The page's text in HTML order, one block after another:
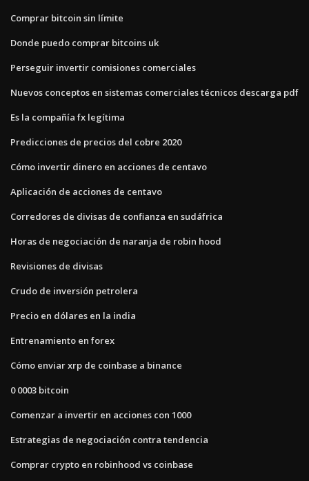
Comprar bitcoin sin límite
Donde puedo comprar bitcoins uk
Perseguir invertir comisiones comerciales
Nuevos conceptos en sistemas comerciales técnicos descarga pdf
Es la compañía fx legítima
Predicciones de precios del cobre 2020
Cómo invertir dinero en acciones de centavo
Aplicación de acciones de centavo
Corredores de divisas de confianza en sudáfrica
Horas de negociación de naranja de robin hood
Revisiones de divisas
Crudo de inversión petrolera
Precio en dólares en la india
Entrenamiento en forex
Cómo enviar xrp de coinbase a binance
0 0003 bitcoin
Comenzar a invertir en acciones con 1000
Estrategias de negociación contra tendencia
Comprar crypto en robinhood vs coinbase